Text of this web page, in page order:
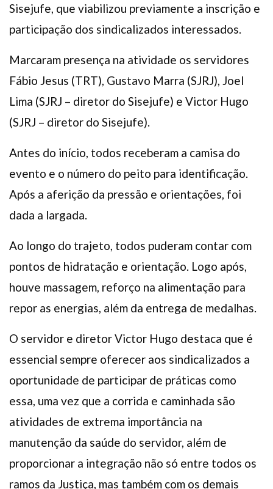
Sisejufe, que viabilizou previamente a inscrição e
participação dos sindicalizados interessados.
Marcaram presença na atividade os servidores
Fábio Jesus (TRT), Gustavo Marra (SJRJ), Joel
Lima (SJRJ – diretor do Sisejufe) e Victor Hugo
(SJRJ – diretor do Sisejufe).
Antes do início, todos receberam a camisa do
evento e o número do peito para identificação.
Após a aferição da pressão e orientações, foi
dada a largada.
Ao longo do trajeto, todos puderam contar com
pontos de hidratação e orientação. Logo após,
houve massagem, reforço na alimentação para
repor as energias, além da entrega de medalhas.
O servidor e diretor Victor Hugo destaca que é
essencial sempre oferecer aos sindicalizados a
oportunidade de participar de práticas como
essa, uma vez que a corrida e caminhada são
atividades de extrema importância na
manutenção da saúde do servidor, além de
proporcionar a integração não só entre todos os
ramos da Justiça, mas também com os demais